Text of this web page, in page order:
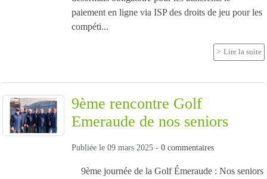
paiement en ligne via ISP des droits de jeu pour les
compéti...
Lire la suite
9ème rencontre Golf
Emeraude de nos seniors
Publiée le 09 mars 2025 - 0 commentaires
9ème journée de la Golf Émeraude : Nos seniors